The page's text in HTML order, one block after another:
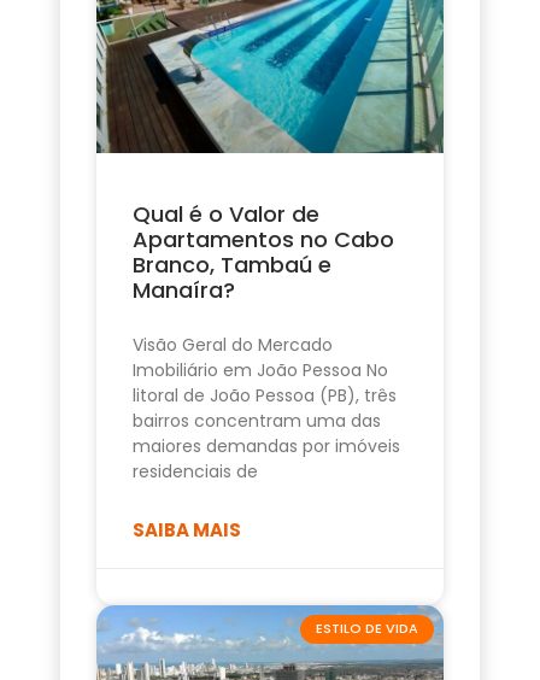
Qual é o Valor de
Apartamentos no Cabo
Branco, Tambaú e
Manaíra?
Visão Geral do Mercado
Imobiliário em João Pessoa No
litoral de João Pessoa (PB), três
bairros concentram uma das
maiores demandas por imóveis
residenciais de
SAIBA MAIS
ESTILO DE VIDA